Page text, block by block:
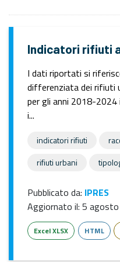
Indicatori rifiuti
I dati riportati si
differenziata dei rifiuti
per gli anni 2018-
i...
indicatori rifiuti
rifiuti urbani
Pubblicato da: IPRES
Aggiornato il: 5
Excel XLSX HTML